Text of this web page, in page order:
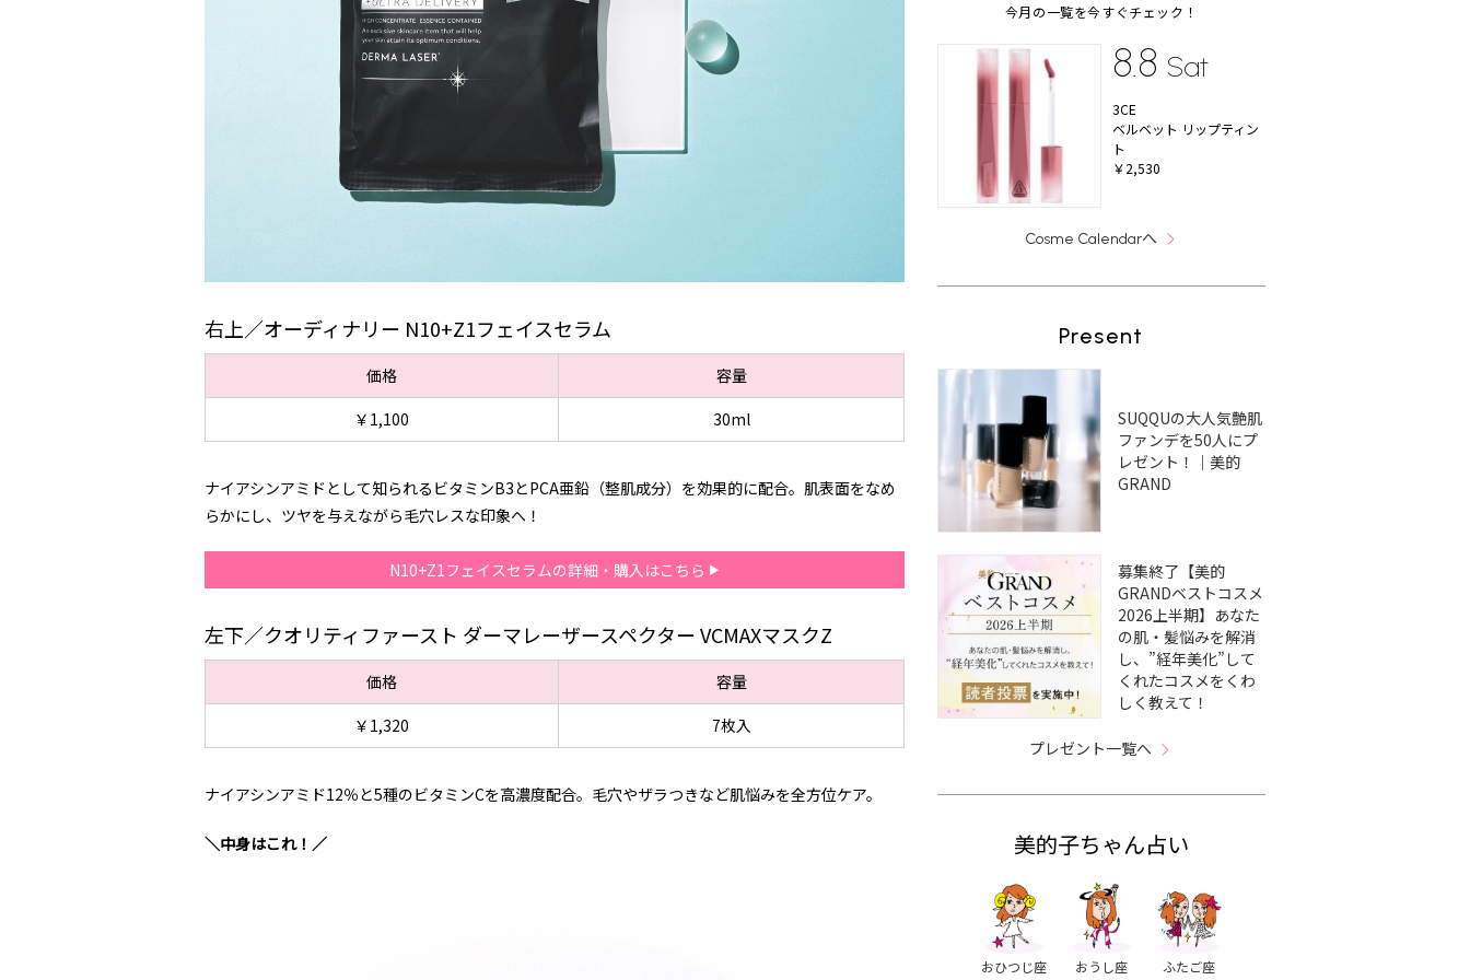
右上／オーディナリー N10+Z1フェイスセラム
価格
容量
￥1,100
30ml
ナイアシンアミドとして知られるビタミンB3とPCA亜鉛（整肌成分）を効果的に配合。肌表面をなめ
らかにし、ツヤを与えながら毛穴レスな印象へ！
N10+Z1フェイスセラムの詳細・購入はこちら
左下／クオリティファースト ダーマレーザースペクター VCMAXマスクZ
価格
容量
￥1,320
7枚入
ナイアシンアミド12％と5種のビタミンCを高濃度配合。毛穴やザラつきなど肌悩みを全方位ケア。
＼中身はこれ！／
今月の一覧を今すぐチェック！
8.8 Sat
3CE
ベルベット リップティン
ト
￥2,530
Cosme Calendarへ
Present
SUQQUの大人気艶肌
ファンデを50人にプ
レゼント！｜美的
GRAND
募集終了【美的
GRANDベストコスメ
2026上半期】あなた
の肌・髪悩みを解消
し、”経年美化”して
くれたコスメをくわ
しく教えて！
プレゼント一覧へ
美的子ちゃん占い
おひつじ座 おうし座 ふたご座